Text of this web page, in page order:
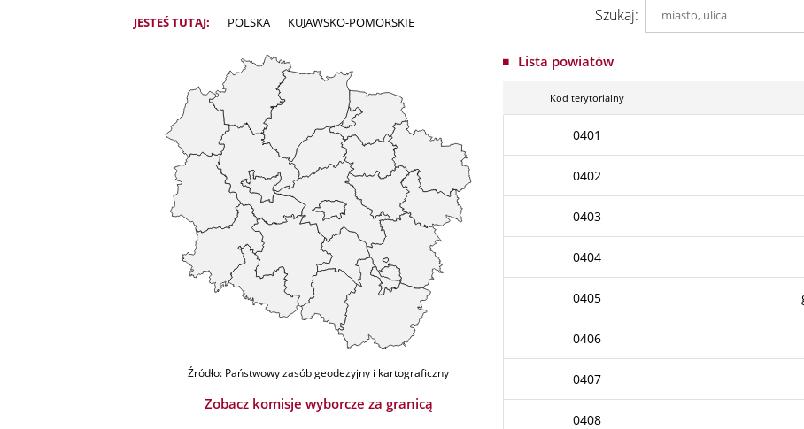
JESTEŚ TUTAJ: POLSKA KUJAWSKO-POMORSKIE Szukaj:
Źródło: Państwowy zasób geodezyjny i kartograficzny
Zobacz komisje wyborcze za granicą
Lista powiatów
Kod terytorialny
0401
0402
0403
0404
0405
0406
0407
0408